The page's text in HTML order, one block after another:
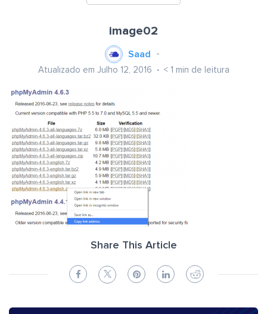
image02
Saad
Atualizado em Julho 12, 2016 < 1 min de leitura
Share This Article